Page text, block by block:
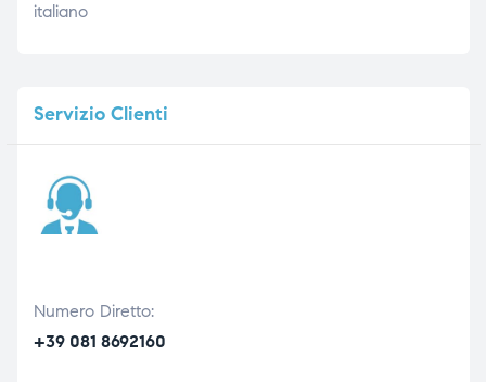
italiano
ServizioClienti
Numero Diretto:
+39 081 8692160